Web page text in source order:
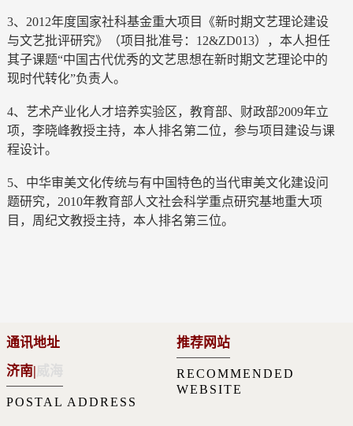
3、2012年度国家社科基金重大项目《新时期文艺理论建设
与文艺批评研究》（项目批准号：12&ZD013），本人担任
其子课题“中国古代优秀的文艺思想在新时期文艺理论中的
现时代转化”负责人。
4、艺术产业化人才培养实验区，教育部、财政部2009年立
项，李晓峰教授主持，本人排名第二位，参与项目建设与课
程设计。
5、中华审美文化传统与有中国特色的当代审美文化建设问
题研究，2010年教育部人文社会科学重点研究基地重大项
目，周纪文教授主持，本人排名第三位。
通讯地址
济南|
POSTAL ADDRESS
推荐网站
RECOMMENDED
WEBSITE